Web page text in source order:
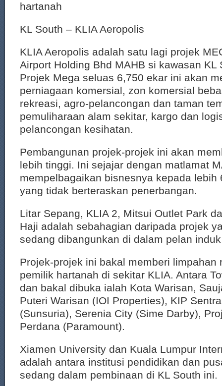
hartanah
KL South – KLIA Aeropolis
KLIA Aeropolis adalah satu lagi projek
Airport Holding Bhd MAHB si kawasan KL
Projek Mega seluas 6,750 ekar ini akan
perniagaan komersial, zon komersial
rekreasi, agro-pelancongan dan taman
pemuliharaan alam sekitar, kargo dan
pelancongan kesihatan.
Pembangunan projek-projek ini akan
lebih tinggi. Ini sejajar dengan matlamat
mempelbagaikan bisnesnya kepada lebih
yang tidak berteraskan penerbangan.
Litar Sepang, KLIA 2, Mitsui Outlet Park
Haji adalah sebahagian daripada projek
sedang dibangunkan di dalam pelan
Projek-projek ini bakal memberi limpahan
pemilik hartanah di sekitar KLIA. Antara
dan bakal dibuka ialah Kota Warisan,
Puteri Warisan (IOI Properties), KIP
(Sunsuria), Serenia City (Sime Darby),
Perdana (Paramount).
Xiamen University dan Kuala Lumpur
adalah antara institusi pendidikan dan
sedang dalam pembinaan di KL South ini.